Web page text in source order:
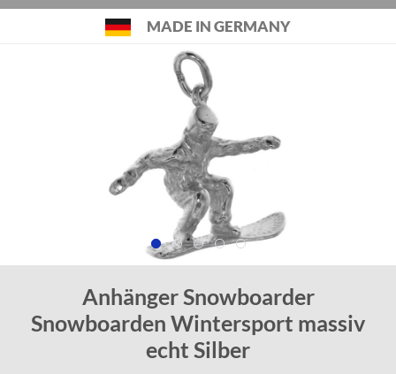
MADE IN GERMANY
Anhänger Snowboarder
Snowboarden Wintersport massiv
echt Silber